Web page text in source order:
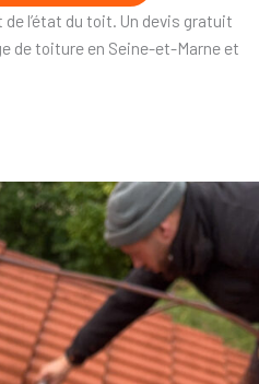
l’état du toit. Un devis gratuit
de toiture en Seine-et-Marne et